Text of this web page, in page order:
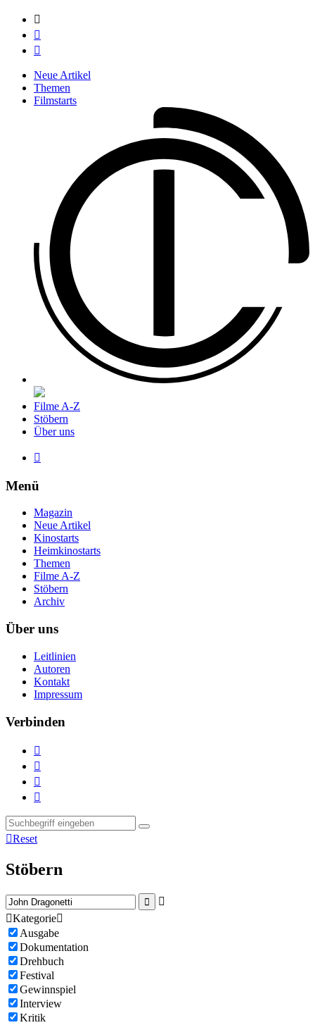



Neue Artikel
Themen
Filmstarts
Filme A-Z
Stöbern
Über uns

Menü
Magazin
Neue Artikel
Kinostarts
Heimkinostarts
Themen
Filme A-Z
Stöbern
Archiv
Über uns
Leitlinien
Autoren
Kontakt
Impressum
Verbinden




Reset
Stöbern


Kategorie
Ausgabe
Dokumentation
Drehbuch
Festival
Gewinnspiel
Interview
Kritik